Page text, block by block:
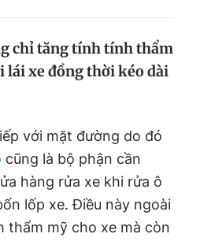
chỉ tăng tính tính thẩm
lái xe đồng thời kéo dài
với mặt đường do đó
cũng là bộ phận cần
hàng rửa xe khi rửa ô
lốp xe. Điều này ngoài
thẩm mỹ cho xe mà còn